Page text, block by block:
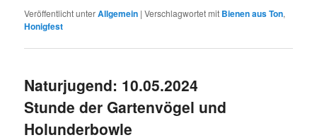
Veröffentlicht unterAllgemein |Verschlagwortet mit Bienen aus Ton,
Honigfest
Naturjugend: 10.05.2024
Stunde der Gartenvögel und
Holunderbowle